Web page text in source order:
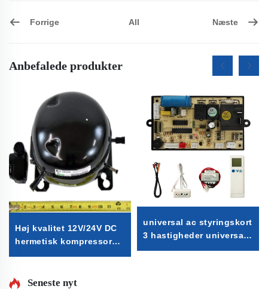
Forrige All Næste
Anbefalede produkter
Høj kvalitet 12V/24V DC
hermetisk kompressor
køretøjer
universal ac styringskort
3 hastigheder universal
aircondition styringskort
Seneste nyt